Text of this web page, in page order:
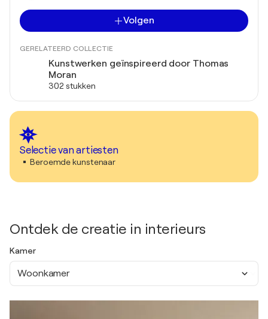
Volgen
GERELATEERD COLLECTIE
Kunstwerken geïnspireerd door Thomas
Moran
302 stukken
Selectie van artiesten
Beroemde kunstenaar
Ontdek de creatie in interieurs
Kamer
Woonkamer